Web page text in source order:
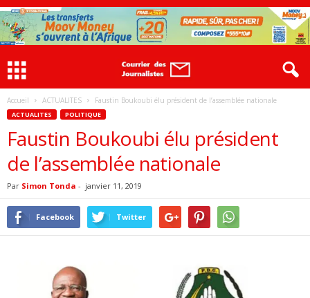
Accueil ACTUALITES Faustin Boukoubi élu président de l’assemblée nationale
ACTUALITES POLITIQUE
Faustin Boukoubi élu président
de l’assemblée nationale
Par Simon Tonda - janvier 11, 2019
Facebook Twitter